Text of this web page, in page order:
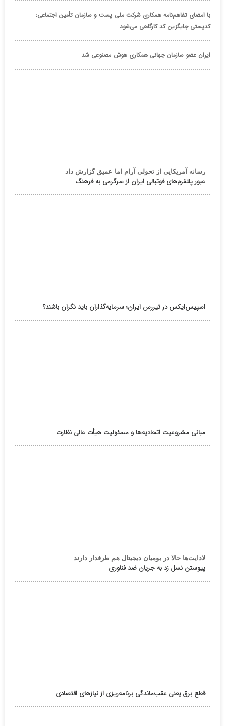
با امضای تفاهم‌نامه همکاری شرکت ملی پست و سازمان تأمین اجتماعی؛
کدپستی جایگزین کد کارگاهی می‌شود
ایران عضو سازمان جهانی همکاری هوش مصنوعی شد
رسانه آمریکایی از تحولی آرام اما عمیق گزارش داد
عبور پلتفرم‌های فوتبالی ایران از سرگرمی به فرهنگ
اسپیس‌ایکس در تیررس ایران؛ سرمایه‌گذاران باید نگران باشند؟
مبانی مشروعیت اتحادیه‌ها و مسئولیت هیأت عالی نظارت
لادایت‌ها حالا در بومیان دیجیتال هم طرفدار دارند
پیوستن نسل زد به جریان ضد فناوری
قطع برق یعنی عقب‌ماندگی برنامه‌ریزی از نیازهای اقتصادی